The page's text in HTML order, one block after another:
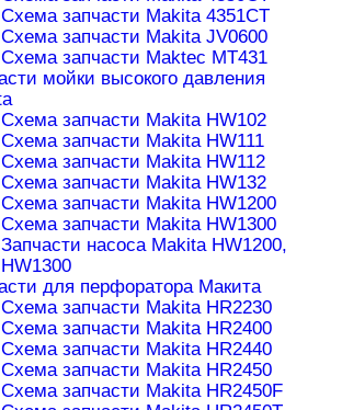
Схема запчасти Makita 4351CT
Схема запчасти Makita JV0600
Схема запчасти Maktec MT431
мойки высокого давления
Схема запчасти Makita HW102
Схема запчасти Makita HW111
Схема запчасти Makita HW112
Схема запчасти Makita HW132
Схема запчасти Makita HW1200
Схема запчасти Makita HW1300
Запчасти насоса Makita HW1200,
HW1300
для перфоратора Макита
Схема запчасти Makita HR2230
Схема запчасти Makita HR2400
Схема запчасти Makita HR2440
Схема запчасти Makita HR2450
Схема запчасти Makita HR2450F